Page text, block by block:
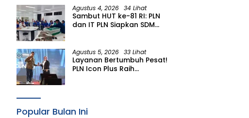
Agustus 4, 2026 34 Lihat
Sambut HUT ke-81 RI: PLN
dan IT PLN Siapkan SDM
Terbarukan bagi Siswa SMA
Agustus 5, 2026 33 Lihat
Layanan Bertumbuh Pesat!
PLN Icon Plus Raih
Popular Bulan Ini